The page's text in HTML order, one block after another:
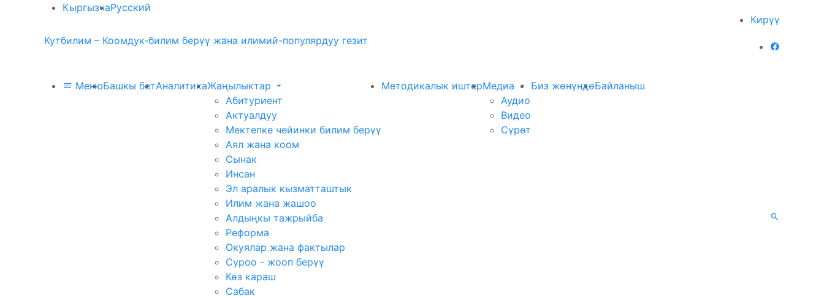
КыргызчаРусский
Кирүү
Кутбилим – Коомдук-билим берүү жана илимий-популярдуу гезит
МенюБашкы бетАналитикаЖаңылыктар
Абитуриент
Актуалдуу
Мектепке чейинки билим берүү
Аял жана коом
Сынак
Инсан
Эл аралык кызматташтык
Илим жана жашоо
Алдыңкы тажрыйба
Реформа
Окуялар жана фактылар
Суроо - жооп берүү
Көз караш
Сабак
Методикалык иштерМедиа
Аудио
Видео
Сүрөт
Биз жөнүндөБайланыш